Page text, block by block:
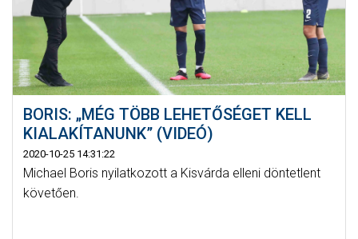
BORIS: „MÉG TÖBB LEHETŐSÉGET KELL
KIALAKÍTANUNK” (VIDEÓ)
2020-10-25 14:31:22
Michael Boris nyilatkozott a Kisvárda elleni döntetlent
követően.